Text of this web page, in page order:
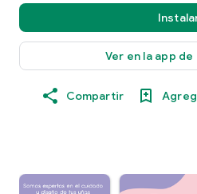
Ver en la app de
Compartir